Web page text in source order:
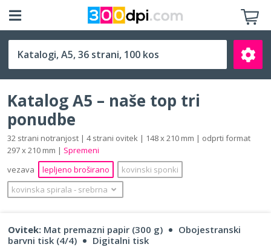
A5 (148 x 210 mm)
Išči
Katalog A5 – naše top tri
ponudbe
32 strani notranjost | 4 strani ovitek | 148 x 210 mm | odprti format
297 x 210 mm | Spremeni
vezava
lepljeno broširano
kovinski sponki
kovinska spirala ‐ srebrna
Ovitek: Mat premazni papir (300 g)
Obojestranski
barvni tisk (4/4)
Digitalni tisk